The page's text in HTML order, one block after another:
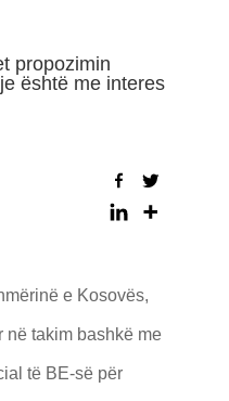
propozimin
është me interes
e Kosovës,
në takim bashkë me
të BE-së për